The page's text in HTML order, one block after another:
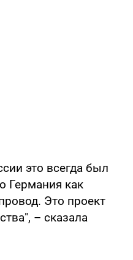
это всегда был
Германия как
Это проект
– сказала